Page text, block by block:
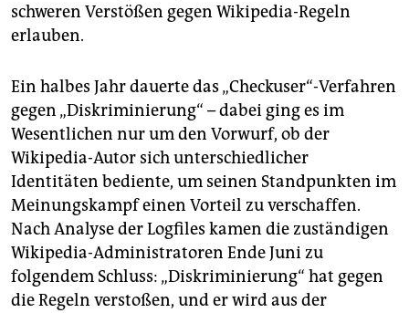
schweren Verstößen gegen Wikipedia-Regeln
erlauben.
Ein halbes Jahr dauerte das „Checkuser“-Verfahren
gegen „Diskriminierung“ – dabei ging es im
Wesentlichen nur um den Vorwurf, ob der
Wikipedia-Autor sich unterschiedlicher
Identitäten bediente, um seinen Standpunkten im
Meinungskampf einen Vorteil zu verschaffen.
Nach Analyse der Logfiles kamen die zuständigen
Wikipedia-Administratoren Ende Juni zu
folgendem Schluss: „Diskriminierung“ hat gegen
die Regeln verstoßen, und er wird aus der